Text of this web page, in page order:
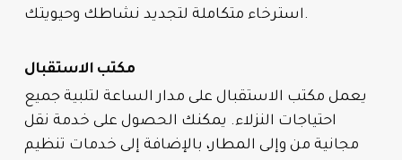
استرخاء متكاملة لتجديد نشاطك وحيويتك.
مكتب الاستقبال
يعمل مكتب الاستقبال على مدار الساعة لتلبية جميع
احتياجات النزلاء. يمكنك الحصول على خدمة نقل
مجانية من وإلى المطار، بالإضافة إلى خدمات تنظيم